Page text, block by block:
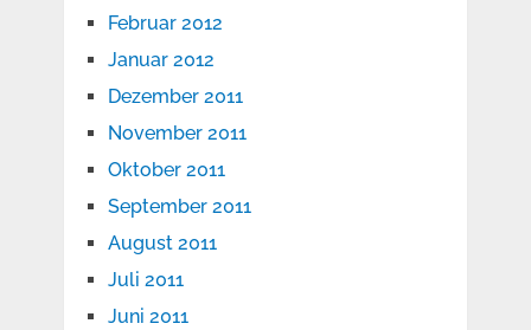
Februar 2012
Januar 2012
Dezember 2011
November 2011
Oktober 2011
September 2011
August 2011
Juli 2011
Juni 2011